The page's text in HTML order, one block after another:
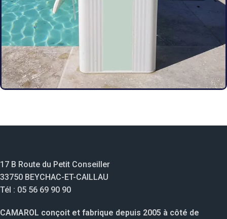
17 B Route du Petit Conseiller
33750 BEYCHAC-ET-CAILLAU
Tél : 05 56 69 90 90
CAMAROL conçoit et fabrique depuis 2005 à côté de